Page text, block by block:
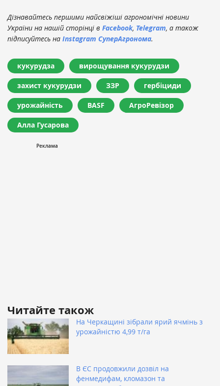
Дізнавайтесь першими найсвіжіші агрономічні новини
України на нашій сторінці в Facebook, Telegram, а також
підписуйтесь на Instagram СуперАгронома.
кукурудза вирощування кукурудзи
захист кукурудзи ЗЗР гербіциди
урожайність BASF АгроРевізор
Алла Гусарова
Читайте також
На Черкащині зібрали ярий ячмінь з
урожайністю 4,99 т/га
В ЄС продовжили дозвіл на
фенмедифам, кломазон та